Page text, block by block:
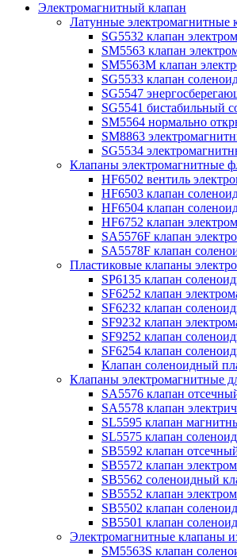
Электромагнитный клапан
Латунные электромагнитные
SG5532 клапан
SM5563 клапан
SM5563M клапан
SG5533 клапан
SG5547
SG5541 бистабильный
SM5564 нормально
SM8863
SG5534
Клапаны электромагнитные
HF6502 вентиль
HF6503 клапан
HF6504 клапан
HF6752 клапан
SA5576F клапан
SA5578F клапан
Пластиковые клапаны
SP6135 клапан
SF6252 клапан
SF6232 клапан
SF9232 клапан
SF9252 клапан
SF6254 клапан
Клапан соленоидный
Клапаны электромагнитные
SA5576 клапан
SA5578 клапан
SL5595 клапан
SL5575 клапан
SB5592 клапан
SB5572 клапан
SB5562 соленоидный
SB5552 клапан
SB5502 клапан
SB5501 клапан
Электромагнитные клапаны
SM5563S клапан